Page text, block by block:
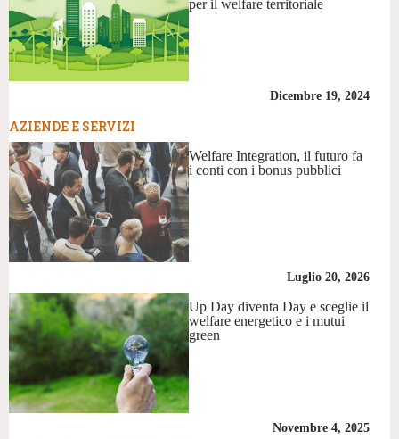
per il welfare territoriale
Dicembre 19, 2024
AZIENDE E SERVIZI
Welfare Integration, il futuro fa
i conti con i bonus pubblici
Luglio 20, 2026
Up Day diventa Day e sceglie il
welfare energetico e i mutui
green
Novembre 4, 2025